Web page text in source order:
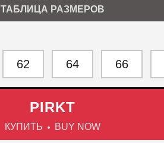
ТАБЛИЦА РАЗМЕРОВ
62 64 66
PIRKT
КУПИТЬ BUY NOW